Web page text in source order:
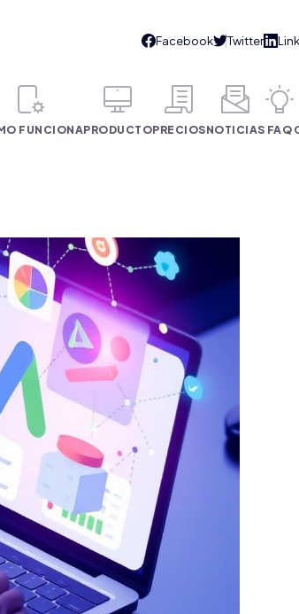
FUNCIONAPRODUCTOPRECIOSNOTICIAS FAQ